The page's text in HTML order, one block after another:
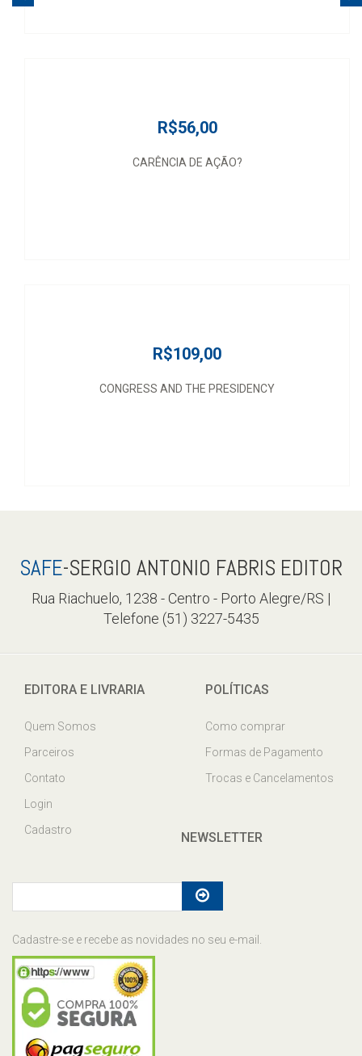
R$56,00
CARÊNCIA DE AÇÃO?
R$109,00
CONGRESS AND THE PRESIDENCY
SAFE-SERGIO ANTONIO FABRIS EDITOR
Rua Riachuelo, 1238 - Centro - Porto Alegre/RS |
Telefone (51) 3227-5435
EDITORA E LIVRARIA
Quem Somos
Parceiros
Contato
Login
Cadastro
POLÍTICAS
Como comprar
Formas de Pagamento
Trocas e Cancelamentos
NEWSLETTER
Cadastre-se e recebe as novidades no seu e-mail.